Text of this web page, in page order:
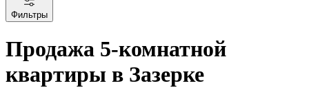
Фильтры
Продажа 5-комнатной
квартиры в Зазерке